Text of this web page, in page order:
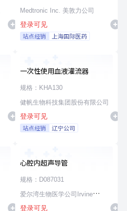
Medtronic Inc. 美敦力公司
登录可见
站点经销 上海国际医药
一次性使用血液灌流器
规格：KHA130
健帆生物科技集团股份有限公司
登录可见
站点经销 辽宁公司
心腔内超声导管
规格：D087031
爱尔湾生物医学公司Irvine
Biomedical,Inc. a St. Jude
登录可见